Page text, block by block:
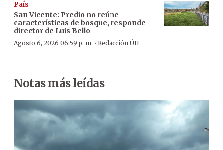
País
San Vicente: Predio no reúne
características de bosque, responde
director de Luis Bello
Agosto 6, 2026 06:59 p. m. · Redacción ÚH
Notas más leídas